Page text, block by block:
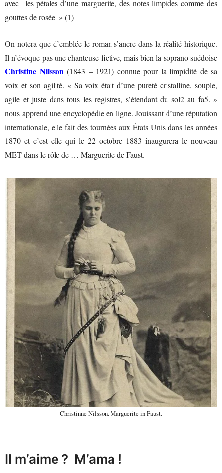
avec les pétales d’une marguerite, des notes limpides comme des
gouttes de rosée. » (1)
On notera que d’emblée le roman s’ancre dans la réalité historique.
Il n’évoque pas une chanteuse fictive, mais bien la soprano suédoise
Christine Nilsson(1843 – 1921) connue pour la limpidité de sa
voix et son agilité. « Sa voix était d’une pureté cristalline, souple,
agile et juste dans tous les registres, s’étendant du sol2 au fa5. »
nous apprend une encyclopédie en ligne. Jouissant d’une réputation
internationale, elle fait des tournées aux États Unis dans les années
1870 et c’est elle qui le 22 octobre 1883 inaugurera le nouveau
MET dans le rôle de … Marguerite de Faust.
Christinne Nilsson. Marguerite in Faust.
Il m’aime ? M’ama !